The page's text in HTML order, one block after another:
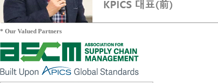
* Our Valued Partners